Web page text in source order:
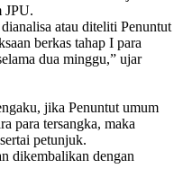
JPU.
atau diteliti Penuntut
berkas tahap I para
dua minggu,” ujar
jika Penuntut umum
para tersangka, maka
petunjuk.
dikembalikan dengan